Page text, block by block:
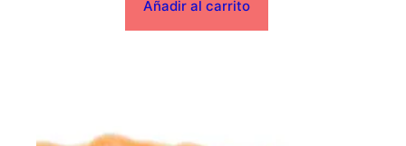
Añadir al carrito